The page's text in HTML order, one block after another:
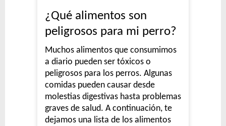
¿Qué alimentos son
peligrosos para mi perro?
Muchos alimentos que consumimos
a diario pueden ser tóxicos o
peligrosos para los perros. Algunas
comidas pueden causar desde
molestias digestivas hasta problemas
graves de salud. A continuación, te
dejamos una lista de los alimentos